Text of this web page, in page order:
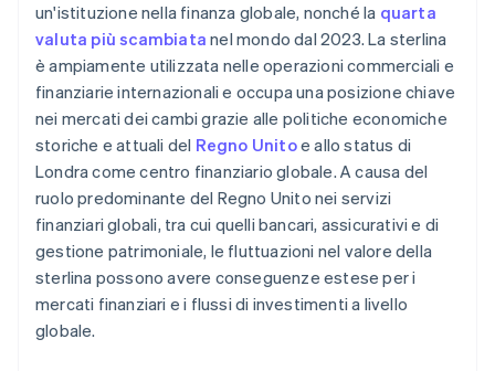
un'istituzione nella finanza globale, nonché la quarta
valuta più scambiata nel mondo dal 2023. La sterlina
è ampiamente utilizzata nelle operazioni commerciali e
finanziarie internazionali e occupa una posizione chiave
nei mercati dei cambi grazie alle politiche economiche
storiche e attuali del Regno Unitoe allo status di
Londra come centro finanziario globale. A causa del
ruolo predominante del Regno Unito nei servizi
finanziari globali, tra cui quelli bancari, assicurativi e di
gestione patrimoniale, le fluttuazioni nel valore della
sterlina possono avere conseguenze estese per i
mercati finanziari e i flussi di investimenti a livello
globale.